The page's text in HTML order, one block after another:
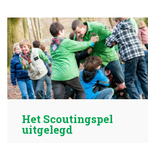
Het Scoutingspel
uitgelegd